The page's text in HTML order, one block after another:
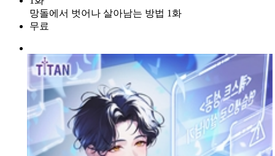
망돌에서 벗어나 살아남는 방법 1화
무료